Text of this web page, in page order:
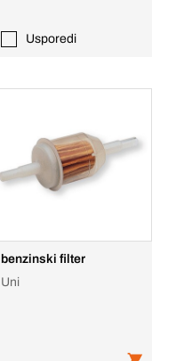
Usporedi
benzinski filter
Uni